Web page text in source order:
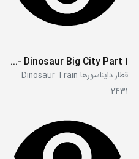
S02E01a - Dinosaur Big City Part 1
قطار دایناسورها Dinosaur Train
2431